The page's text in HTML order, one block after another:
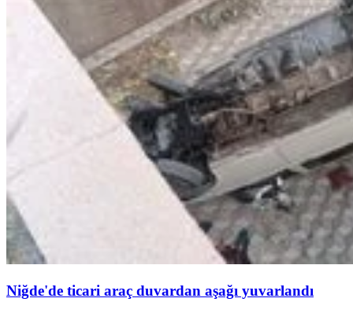
Niğde'de ticari araç duvardan aşağı yuvarlandı